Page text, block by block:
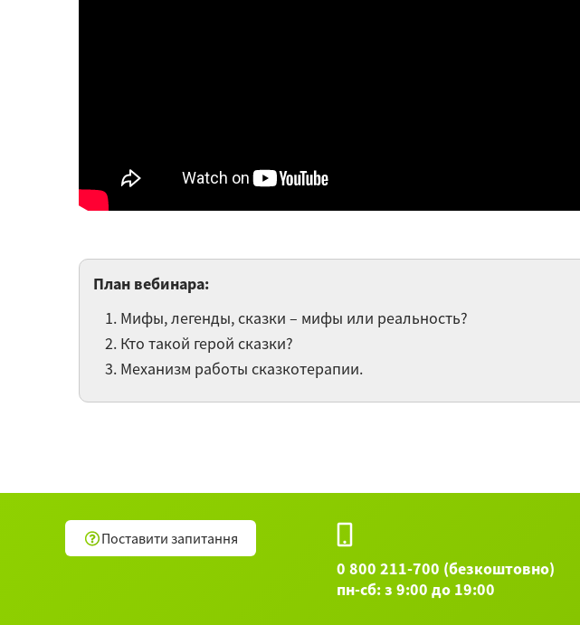
План вебинара:
Мифы, легенды, сказки – мифы или реальность?
Кто такой герой сказки?
Механизм работы сказкотерапии.
Поставити запитання
0 800 211-700 (безкоштовно)
пн-сб: з 9:00 до 19:00